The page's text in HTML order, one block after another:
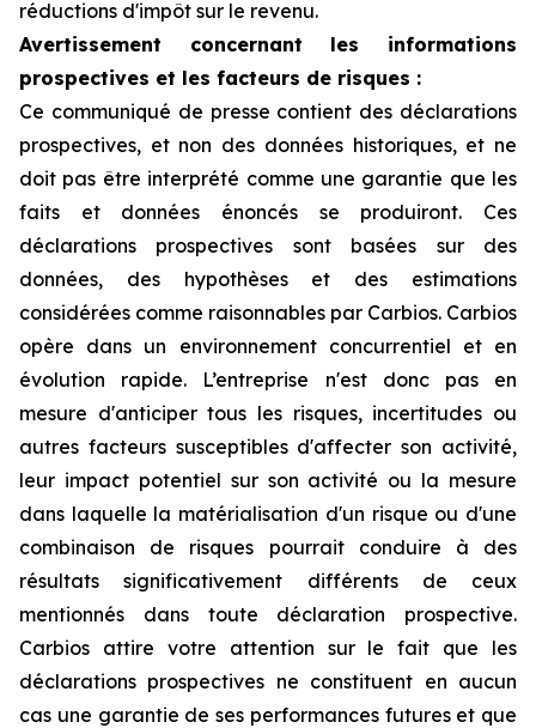
réductions d'impôt sur le revenu.
Avertissement concernant les informations
prospectives et les facteurs de risques :
Ce communiqué de presse contient des déclarations
prospectives, et non des données historiques, et ne
doit pas être interprété comme une garantie que les
faits et données énoncés se produiront. Ces
déclarations prospectives sont basées sur des
données, des hypothèses et des estimations
considérées comme raisonnables par Carbios. Carbios
opère dans un environnement concurrentiel et en
évolution rapide. L’entreprise n'est donc pas en
mesure d'anticiper tous les risques, incertitudes ou
autres facteurs susceptibles d'affecter son activité,
leur impact potentiel sur son activité ou la mesure
dans laquelle la matérialisation d'un risque ou d'une
combinaison de risques pourrait conduire à des
résultats significativement différents de ceux
mentionnés dans toute déclaration prospective.
Carbios attire votre attention sur le fait que les
déclarations prospectives ne constituent en aucun
cas une garantie de ses performances futures et que